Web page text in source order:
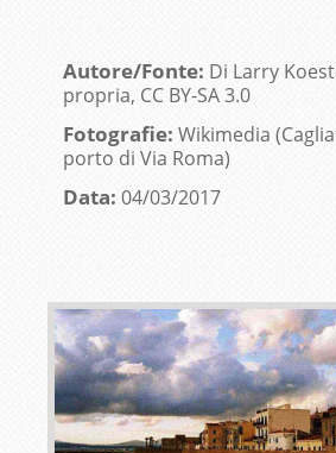
Autore/Fonte: Di Larry
propria, CC BY-SA 3.0
Fotografie: Wikimedia
porto di Via Roma)
Data: 04/03/2017